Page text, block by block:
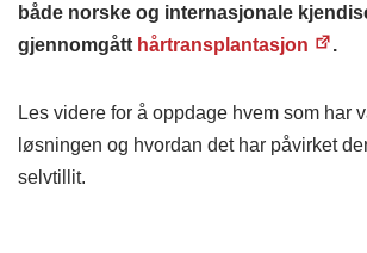
både norske og internasjonale
gjennomgått hårtransplantasjon .
Les videre for å oppdage hvem som har
løsningen og hvordan det har påvirket
selvtillit.